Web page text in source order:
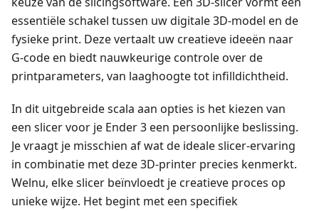
essentiële schakel tussen uw digitale 3D-model en de
fysieke print. Deze vertaalt uw creatieve ideeën naar
G-code en biedt nauwkeurige controle over de
printparameters, van laaghoogte tot infilldichtheid.
In dit uitgebreide scala aan opties is het kiezen van
een slicer voor je Ender 3 een persoonlijke beslissing.
Je vraagt je misschien af wat de ideale slicer-ervaring
in combinatie met deze 3D-printer precies kenmerkt.
Welnu, elke slicer beïnvloedt je creatieve proces op
unieke wijze. Het begint met een specifiek